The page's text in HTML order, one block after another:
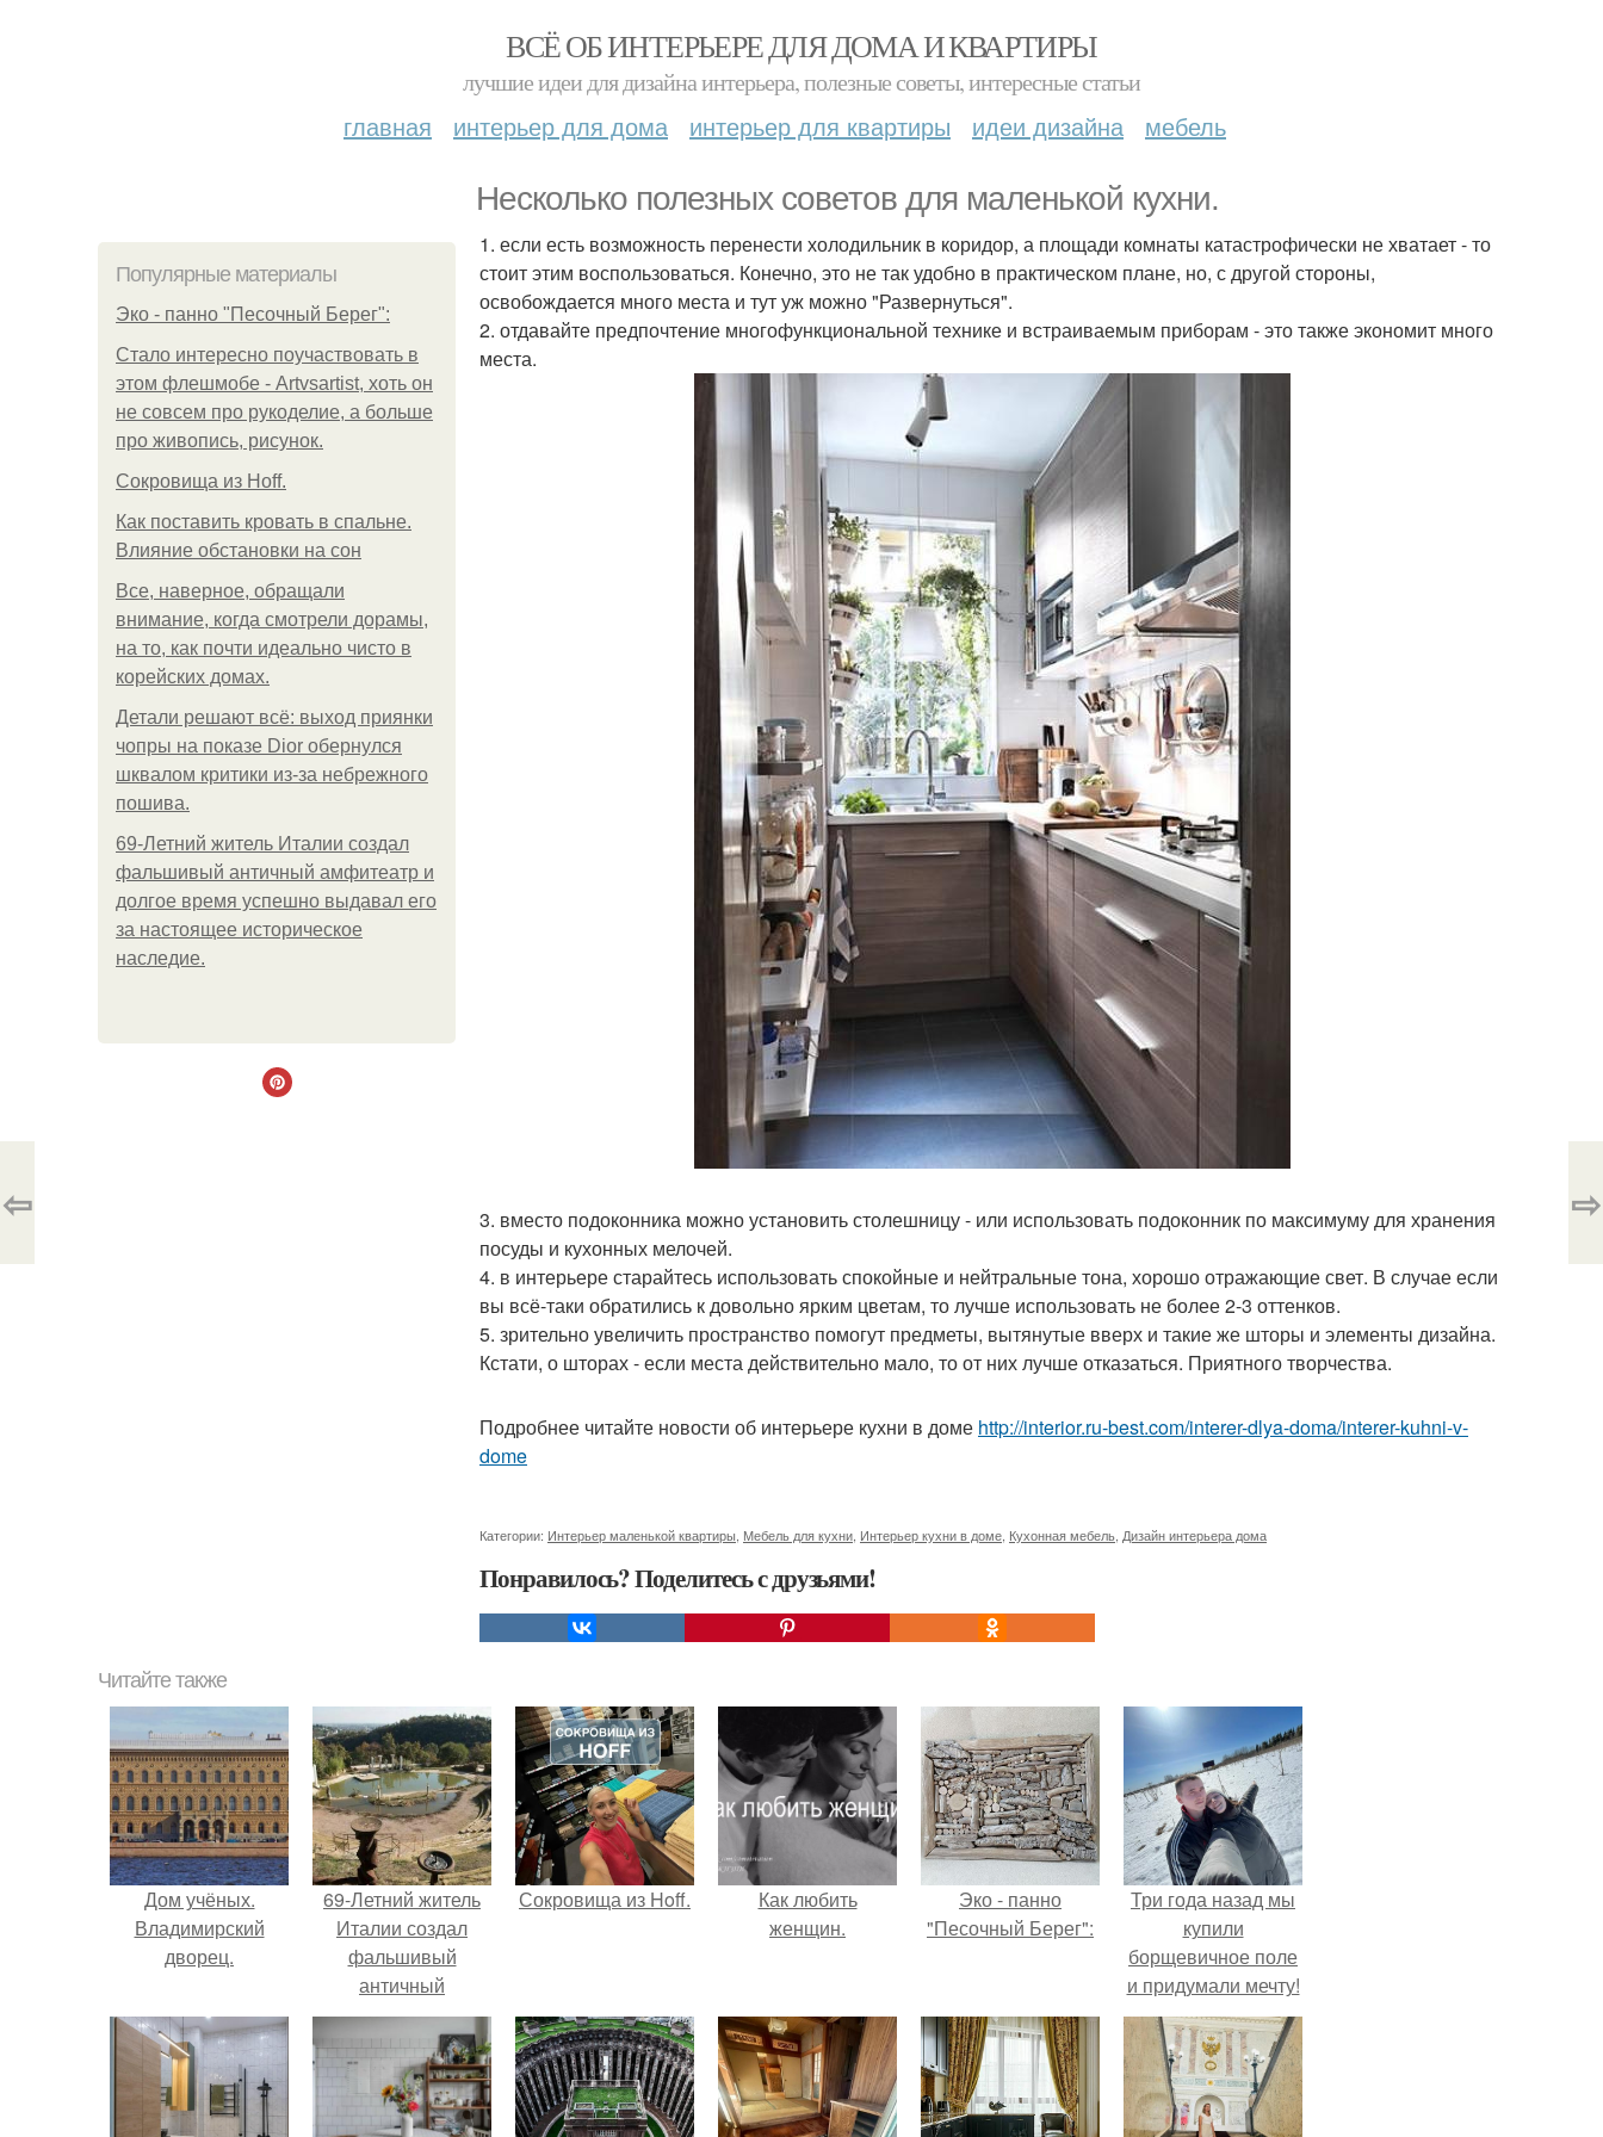
ВСЁ ОБ ИНТЕРЬЕРЕ ДЛЯ ДОМА И КВАРТИРЫ
лучшие идеи для дизайна интерьера, полезные советы, интересные статьи
главная интерьер для дома интерьер для квартиры идеи дизайна мебель
Несколько полезных советов для маленькой кухни.
Популярные материалы
Эко - панно "Песочный Берег":
Стало интересно поучаствовать в
этом флешмобе - Artvsartist, хоть он
не совсем про рукоделие, а больше
про живопись, рисунок.
Сокровища из Hoff.
Как поставить кровать в спальне.
Влияние обстановки на сон
Все, наверное, обращали
внимание, когда смотрели дорамы,
на то, как почти идеально чисто в
корейских домах.
Детали решают всё: выход приянки
чопры на показе Dior обернулся
шквалом критики из-за небрежного
пошива.
69-Летний житель Италии создал
фальшивый античный амфитеатр и
долгое время успешно выдавал его
за настоящее историческое
наследие.
1. если есть возможность перенести холодильник в коридор, а площади комнаты катастрофически не хватает - то
стоит этим воспользоваться. Конечно, это не так удобно в практическом плане, но, с другой стороны,
освобождается много места и тут уж можно "Развернуться".
2. отдавайте предпочтение многофункциональной технике и встраиваемым приборам - это также экономит много
места.
3. вместо подоконника можно установить столешницу - или использовать подоконник по максимуму для хранения
посуды и кухонных мелочей.
4. в интерьере старайтесь использовать спокойные и нейтральные тона, хорошо отражающие свет. В случае если
вы всё-таки обратились к довольно ярким цветам, то лучше использовать не более 2-3 оттенков.
5. зрительно увеличить пространство помогут предметы, вытянутые вверх и такие же шторы и элементы дизайна.
Кстати, о шторах - если места действительно мало, то от них лучше отказаться. Приятного творчества.
Подробнее читайте новости об интерьере кухни в доме http://interior.ru-best.com/interer-dlya-doma/interer-kuhni-v-
dome
Категории: Интерьер маленькой квартиры Мебель для кухни Интерьер кухни в доме Кухонная мебель Дизайн интерьера дома
Понравилось? Поделитесь с друзьями!
⇦ ⇨
Читайте также
Дом учёных.
Владимирский
дворец.
69-Летний житель
Италии создал
фальшивый
античный
амфитеатр и
долгое время
успешно выдавал
его за настоящее
историческое
Сокровища из Hoff.
Как любить
женщин.
Эко - панно
"Песочный Берег":
Три года назад мы
купили
борщевичное поле
и придумали мечту!